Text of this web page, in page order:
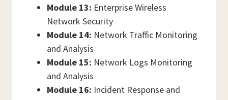
Module 13: Enterprise Wireless
Network Security
Module 14: Network Traffic Monitoring
and Analysis
Module 15: Network Logs Monitoring
and Analysis
Module 16: Incident Response and